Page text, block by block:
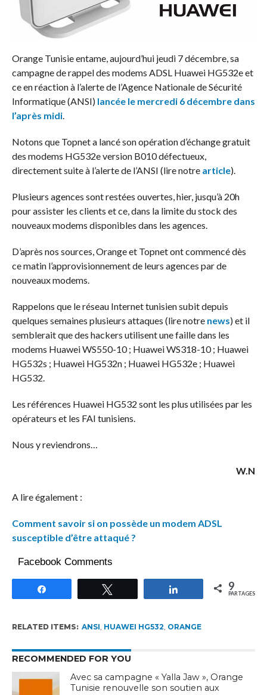
Orange Tunisie entame, aujourd’hui jeudi 7 décembre, sa
campagne de rappel des modems ADSL Huawei HG532e et
ce en réaction à l’alerte de l’Agence Nationale de Sécurité
Informatique (ANSI) lancée le mercredi 6 décembre dans
l’après midi.
Notons que Topnet a lancé son opération d’échange gratuit
des modems HG532e version B010 défectueux,
directement suite à l’alerte de l’ANSI (lire notre article).
Plusieurs agences sont restées ouvertes, hier, jusqu’à 20h
pour assister les clients et ce, dans la limite du stock des
nouveaux modems disponibles dans les agences.
D’après nos sources, Orange et Topnet ont commencé dès
ce matin l’approvisionnement de leurs agences par de
nouveaux modems.
Rappelons que le réseau Internet tunisien subit depuis
quelques semaines plusieurs attaques (lire notre news) et il
semblerait que des hackers utilisent une faille dans les
modems Huawei WS550-10 ; Huawei WS318-10 ; Huawei
HG532s ; Huawei HG532n ; Huawei HG532e ; Huawei
HG532.
Les références Huawei HG532 sont les plus utilisées par les
opérateurs et les FAI tunisiens.
Nous y reviendrons…
W.N
A lire également :
Comment savoir si on possède un modem ADSL
susceptible d’être attaqué ?
Facebook Comments
Partagez 9
PARTAGES
RELATED ITEMS: ANSI HUAWEI HG532 ORANGE
RECOMMENDED FOR YOU
Avec sa campagne « Yalla Jaw », Orange
Tunisie renouvelle son soutien aux